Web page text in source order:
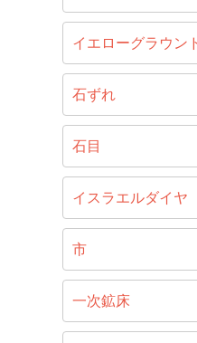
イエローグラウン
石ずれ
石目
イスラエルダイヤ
市
一次鉱床